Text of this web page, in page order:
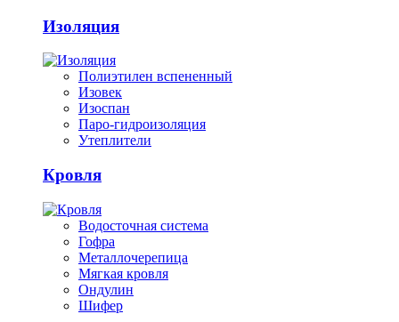
Изоляция
Полиэтилен вспененный
Изовек
Изоспан
Паро-гидроизоляция
Утеплители
Кровля
Водосточная система
Гофра
Металлочерепица
Мягкая кровля
Ондулин
Шифер